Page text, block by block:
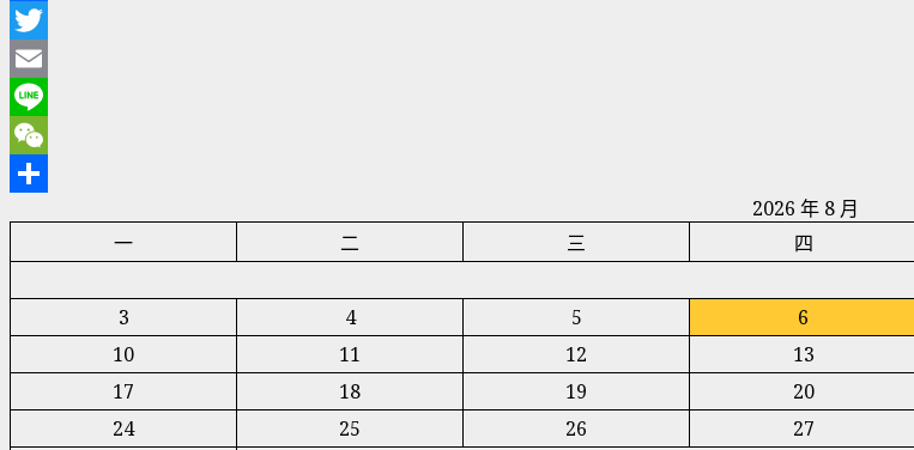
Facebook
Twitter
Email
Line
WeChat
2026 年 8 月
一
二 三 四
3
4 5 6
10
11 12 13
17
18 19 20
24
25 26 27